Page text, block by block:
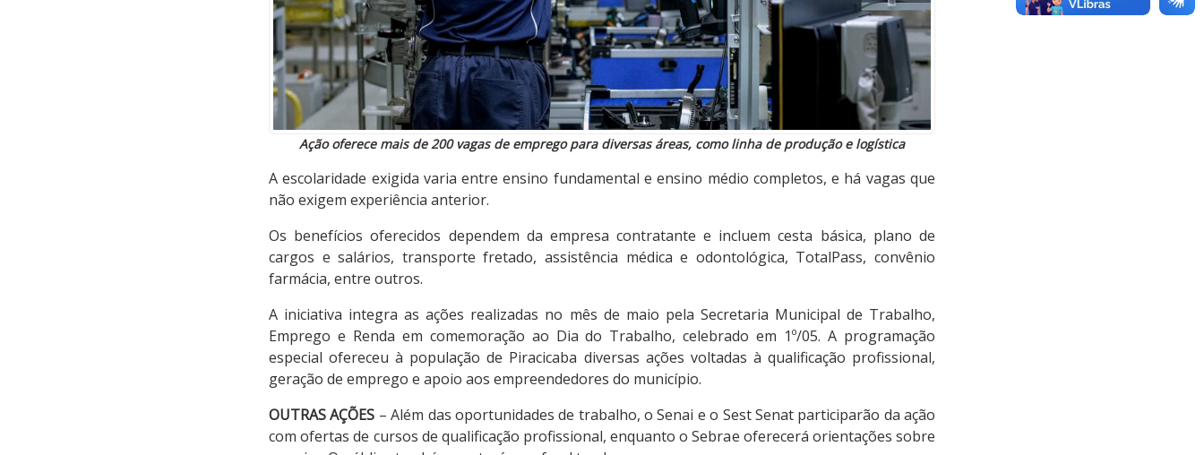
Ação oferece mais de 200 vagas de emprego para diversas áreas, como linha de produção e logística
A escolaridade exigida varia entre ensino fundamental e ensino médio completos, e há vagas que
não exigem experiência anterior.
Os benefícios oferecidos dependem da empresa contratante e incluem cesta básica, plano de
cargos e salários, transporte fretado, assistência médica e odontológica, TotalPass, convênio
farmácia, entre outros.
A iniciativa integra as ações realizadas no mês de maio pela Secretaria Municipal de Trabalho,
Emprego e Renda em comemoração ao Dia do Trabalho, celebrado em 1º/05. A programação
especial ofereceu à população de Piracicaba diversas ações voltadas à qualificação profissional,
geração de emprego e apoio aos empreendedores do município.
OUTRAS AÇÕES – Além das oportunidades de trabalho, o Senai e o Sest Senat participarão da ação
com ofertas de cursos de qualificação profissional, enquanto o Sebrae oferecerá orientações sobre